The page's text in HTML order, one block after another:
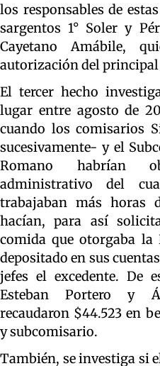
los responsables de
sargentos 1° Soler y
Cayetano Amábile,
autorización del
El tercer hecho
lugar entre agosto de
cuando los comisarios
sucesivamente- y el
Romano habrían
administrativo del
trabajaban más horas
hacían, para así
comida que otorgaba la
depositado en sus
jefes el excedente. De
Esteban Portero y
recaudaron $44.523 en
y subcomisario.
También, se investiga si